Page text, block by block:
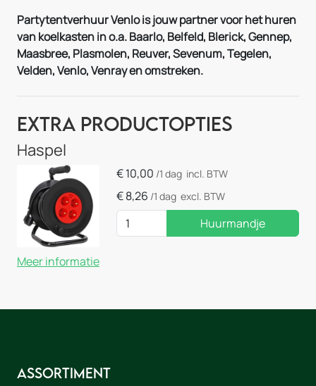
Partytentverhuur Venlo is jouw partner voor het huren
van koelkasten in o.a. Baarlo, Belfeld, Blerick, Gennep,
Maasbree, Plasmolen, Reuver, Sevenum, Tegelen,
Velden, Venlo, Venray en omstreken.
Extra Productopties
Haspel
€10,00 /1 dag incl. BTW
€8,26 /1 dag excl. BTW
Huurmandje
Meer informatie
Assortiment